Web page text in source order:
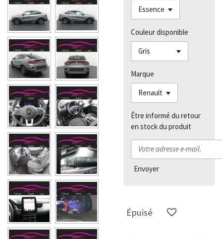
Couleur disponible
Marque
Être informé du retour
en stock du produit
Envoyer
Épuisé